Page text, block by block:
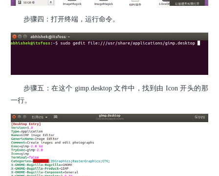
步骤四 ：打开终端，运行命令。
步骤五 ：在这个 gimp.desktop 文件中，找到由 Icon 开头的那
一行。